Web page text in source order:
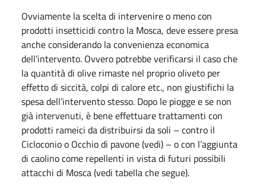
Ovviamente la scelta di intervenire o meno con
prodotti insetticidi contro la Mosca, deve essere presa
anche considerando la convenienza economica
dell’intervento. Ovvero potrebbe verificarsi il caso che
la quantità di olive rimaste nel proprio oliveto per
effetto di siccità, colpi di calore etc., non giustifichi la
spesa dell’intervento stesso. Dopo le piogge e se non
già intervenuti, è bene effettuare trattamenti con
prodotti rameici da distribuirsi da soli – contro il
Cicloconio o Occhio di pavone (vedi) – o con l’aggiunta
di caolino come repellenti in vista di futuri possibili
attacchi di Mosca (vedi tabella che segue).